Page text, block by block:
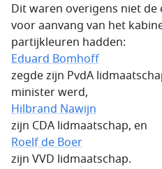
Dit waren overigens niet
voor aanvang van het
partijkleuren hadden:
Eduard Bomhoff
zegde zijn PvdA
minister werd,
Hilbrand Nawijn
zijn CDA lidmaatschap, en
Roelf de Boer
zijn VVD lidmaatschap.